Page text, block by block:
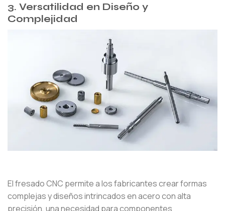
3. Versatilidad en Diseño y
Complejidad
El fresado CNC permite a los fabricantes crear formas
complejas y diseños intrincados en acero con alta
precisión, una necesidad para componentes